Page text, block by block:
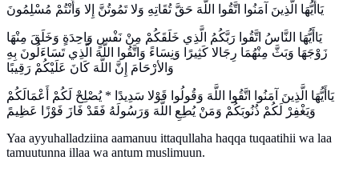
يَاأَيُّهَا الَّذِينَ آمَنُوا اتَّقُوا اللَّهَ حَقَّ تُقَاتِهِ وَلا تَمُوتُنَّ إِلا وَأَنْتُمْ مُسْلِمُونَ
يَاأَيُّهَا النَّاسُ اتَّقُوا رَبَّكُمُ الَّذِي خَلَقَكُمْ مِنْ نَفْسٍ وَاحِدَةٍ وَخَلَقَ مِنْهَا
زَوْجَهَا وَبَثَّ مِنْهُمَا رِجَالا كَثِيرًا وَنِسَاءً وَاتَّقُوا اللَّهَ الَّذِي تَسَاءَلُونَ بِهِ
وَالأرْحَامَ إِنَّ اللَّهَ كَانَ عَلَيْكُمْ رَقِيبًا
يَاأَيُّهَا الَّذِينَ آمَنُوا اتَّقُوا اللَّهَ وَقُولُوا قَوْلا سَدِيدًا * يُصْلِحْ لَكُمْ أَعْمَالَكُمْ
وَيَغْفِرْ لَكُمْ ذُنُوبَكُمْ وَمَنْ يُطِعِ اللَّهَ وَرَسُولَهُ فَقَدْ فَازَ فَوْزًا عَظِيمً
Yaa ayyuhalladziina aamanuu ittaqullaha haqqa tuqaatihii wa laa
tamuutunna illaa wa antum muslimuun.